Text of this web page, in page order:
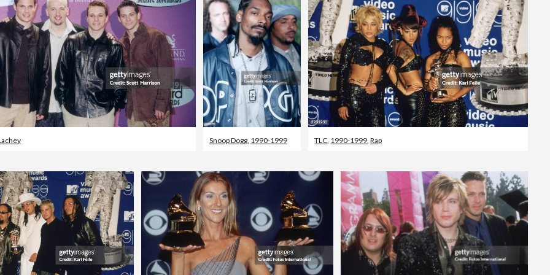
Snoop Dogg, 1990-1999 TLC 1990-1999 ,Rap